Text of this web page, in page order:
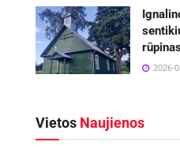
2026-
Vietos Naujienos